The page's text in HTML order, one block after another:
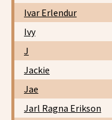
Ivar Erlendur
Ivy
J
Jackie
Jae
Jarl Ragna Erikson